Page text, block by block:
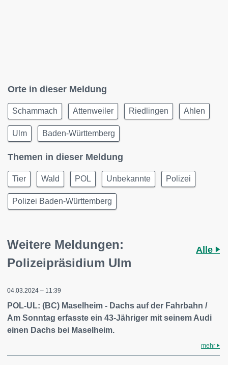
Orte in dieser Meldung
Schammach Attenweiler Riedlingen Ahlen
Ulm Baden-Württemberg
Themen in dieser Meldung
Tier Wald POL Unbekannte Polizei
Polizei Baden-Württemberg
Weitere Meldungen:
Polizeipräsidium Ulm
Alle
04.03.2024 – 11:39
POL-UL: (BC) Maselheim - Dachs auf der Fahrbahn /
Am Sonntag erfasste ein 43-Jähriger mit seinem Audi
einen Dachs bei Maselheim.
mehr